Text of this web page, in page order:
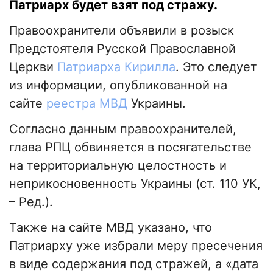
Патриарх будет взят под стражу.
Правоохранители объявили в розыск
Предстоятеля Русской Православной
Церкви Патриарха Кирилла. Это следует
из информации, опубликованной на
сайте реестра МВД Украины.
Согласно данным правоохранителей,
глава РПЦ обвиняется в посягательстве
на территориальную целостность и
неприкосновенность Украины (ст. 110 УК,
– Ред.).
Также на сайте МВД указано, что
Патриарху уже избрали меру пресечения
в виде содержания под стражей, а «дата